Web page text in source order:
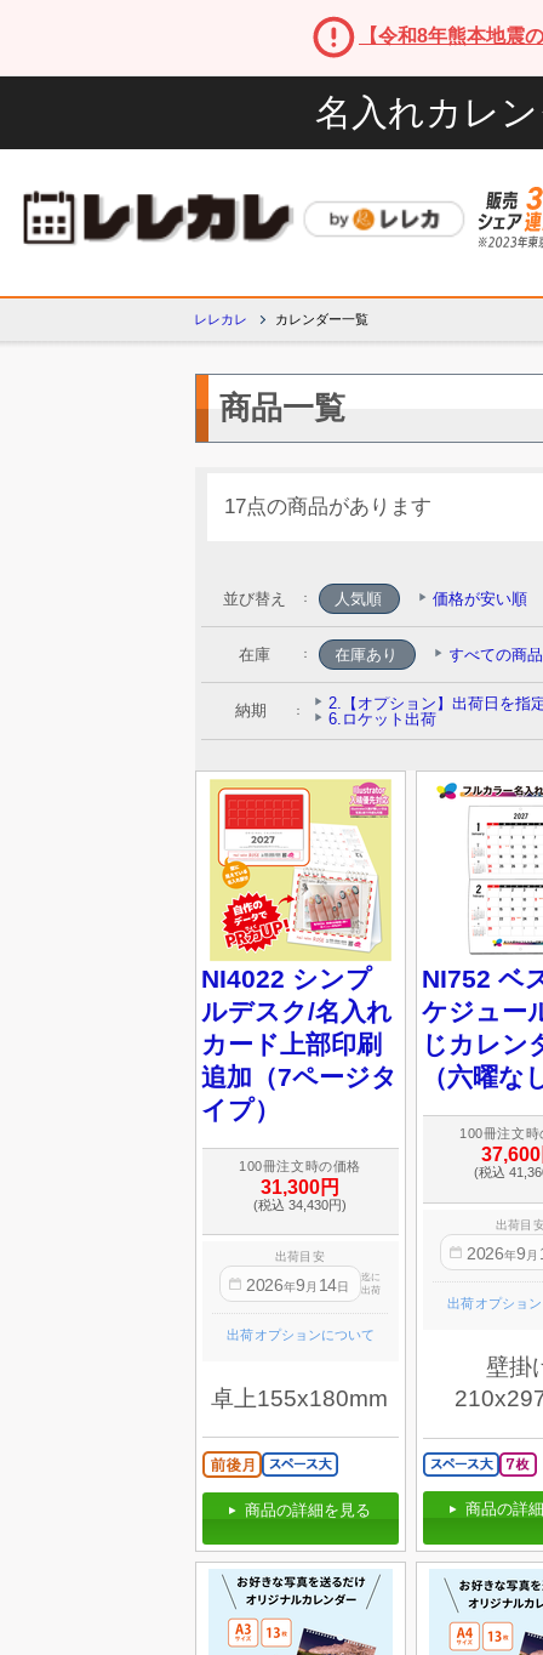
【令和8年熊本地震
名入れカレ
レレカレ カレンダー一覧
商品一覧
17点の商品があります
並び替え ： 人気順 価格が安い順
在庫 ：
納期 ：
NI4022 シンプ
ルデスク/名入れ
カード上部印刷
追加（7ページタ
イプ）
100冊注文時の価格
31,300円
(税込 34,430円)
出荷目安
2026年9 月 14日
迄に
出荷
出荷オプションについて
卓上155x180mm
商品の詳細を見る
NI752 ベ
ケジュー
じカレン
（六曜な
100冊注文時
(税込
出荷目
2026年9 月
出荷オプショ
壁掛
商品の詳